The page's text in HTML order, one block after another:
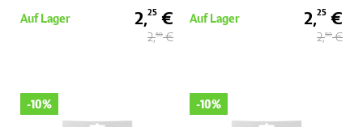
Auf Lager 2,25 €
2,50€
Auf Lager 2,25 €
2,50€
-10% -10%